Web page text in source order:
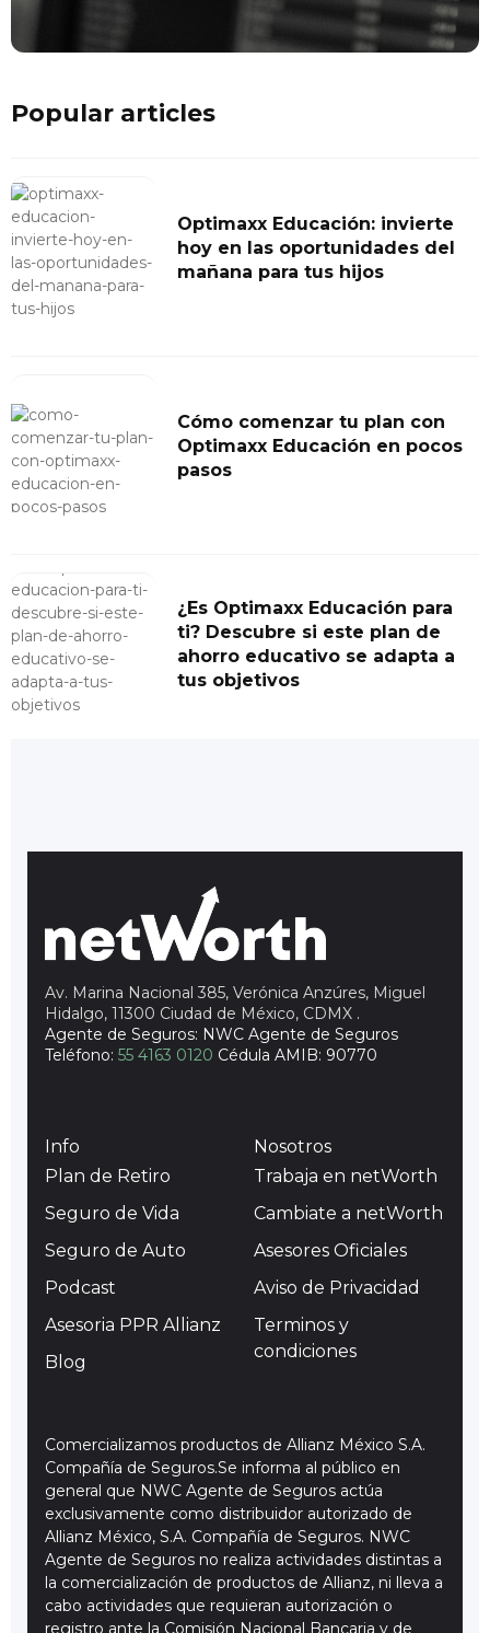
Popular articles
Optimaxx Educación: invierte
hoy en las oportunidades del
mañana para tus hijos
Cómo comenzar tu plan con
Optimaxx Educación en pocos
pasos
¿Es Optimaxx Educación para
ti? Descubre si este plan de
ahorro educativo se adapta a
tus objetivos
Av. Marina Nacional 385, Verónica Anzúres, Miguel
Hidalgo, 11300 Ciudad de México, CDMX .
Agente de Seguros: NWC Agente de Seguros
Teléfono: 55 4163 0120 Cédula AMIB: 90770
Info
Plan de Retiro
Seguro de Vida
Seguro de Auto
Podcast
Asesoria PPR Allianz
Blog
Nosotros
Trabaja en netWorth
Cambiate a netWorth
Asesores Oficiales
Aviso de Privacidad
Terminos y
condiciones
Comercializamos productos de Allianz México S.A.
Compañía de Seguros.Se informa al público en
general que NWC Agente de Seguros actúa
exclusivamente como distribuidor autorizado de
Allianz México, S.A. Compañía de Seguros. NWC
Agente de Seguros no realiza actividades distintas a
la comercialización de productos de Allianz, ni lleva a
cabo actividades que requieran autorización o
registro ante la Comisión Nacional Bancaria y de